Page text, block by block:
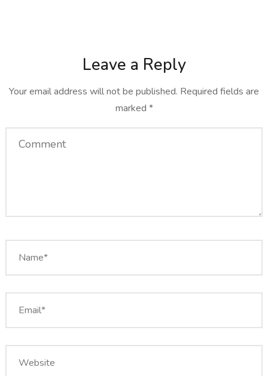
Leave a Reply
Your email address will not be published. Required fields are
marked *